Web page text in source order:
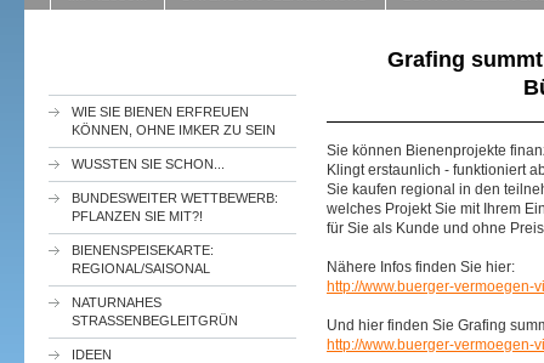
WIE SIE BIENEN ERFREUEN
KÖNNEN, OHNE IMKER ZU SEIN
WUSSTEN SIE SCHON...
BUNDESWEITER WETTBEWERB:
PFLANZEN SIE MIT?!
BIENENSPEISEKARTE:
REGIONAL/SAISONAL
NATURNAHES
STRASSENBEGLEITGRÜN
IDEEN
Grafing
Sie können Bienenprojekte
Klingt erstaunlich - funktioniert
Sie kaufen regional in den
welches Projekt Sie mit Ihrem
für Sie als Kunde und ohne
Nähere Infos finden Sie hier:
http://www.buerger-vermoegen-
Und hier finden Sie Grafing
http://www.buerger-vermoegen-